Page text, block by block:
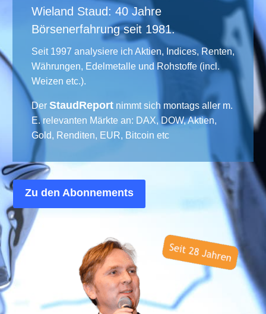
Wieland Staud: 40 Jahre
Börsenerfahrung seit 1981.
Seit 1997 analysiere ich Aktien, Indices, Renten,
Währungen, Edelmetalle und Rohstoffe (incl.
Weizen etc.).
Der StaudReportnimmt sich montags aller m.
E. relevanten Märkte an: DAX, DOW, Aktien,
Gold, Renditen, EUR, Bitcoin etc
Zu den Abonnements